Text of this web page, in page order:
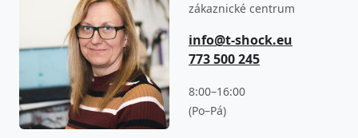
zákaznické centrum
info@t-shock.eu
773 500 245
8:00–16:00
(Po–Pá)